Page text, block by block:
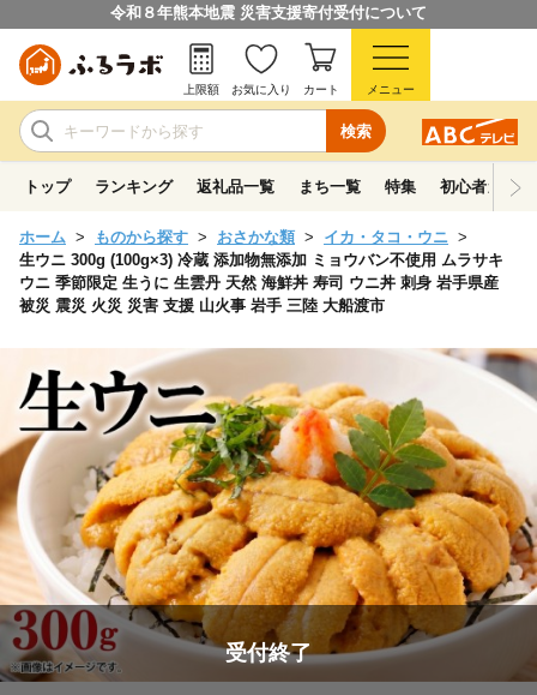
令和８年熊本地震 災害支援寄付受付について
検索
上限額 お気に入り カート メニュー
トップ ランキング 返礼品一覧 まち一覧 特集 初心者ガイド
ホーム ものから探す おさかな類
イカ・タコ・ウニ
生ウニ 300g (100g×3) 冷蔵 添加物無添加 ミョウバン不使用 ムラサキ
ウニ 季節限定 生うに 生雲丹 天然 海鮮丼 寿司 ウニ丼 刺身 岩手県産
被災 震災 火災 災害 支援 山火事 岩手 三陸 大船渡市
受付終了